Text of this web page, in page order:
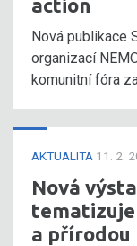
action
Nová publikace
organizací
komunitní fóra
AKTUALITA 11. 2.
Nová
a přírodou